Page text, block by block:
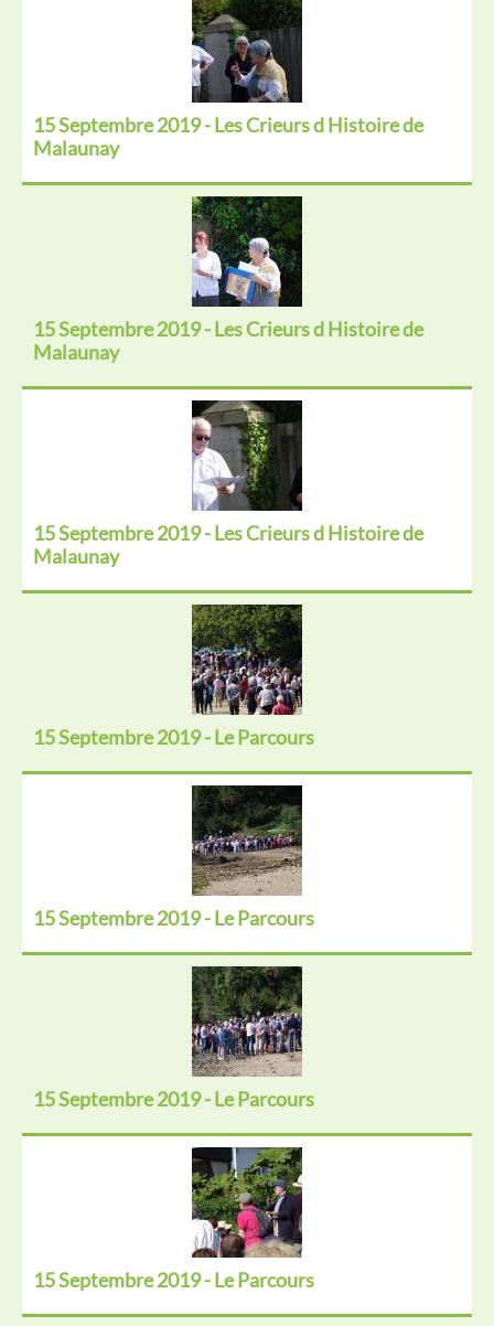
15 Septembre 2019 - Les Crieurs d Histoire de
Malaunay
15 Septembre 2019 - Les Crieurs d Histoire de
Malaunay
15 Septembre 2019 - Les Crieurs d Histoire de
Malaunay
15 Septembre 2019 - Le Parcours
15 Septembre 2019 - Le Parcours
15 Septembre 2019 - Le Parcours
15 Septembre 2019 - Le Parcours